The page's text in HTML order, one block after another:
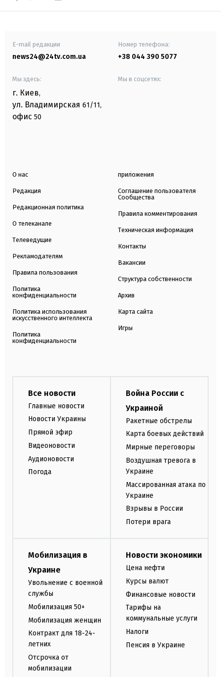
E-mail редакции
news24@24tv.com.ua
Номер телефона:
+38 044 390 5077
Мы здесь:
г. Киев,
ул. Владимирская 61/11,
офис 50
Мы в соцсетях:
О нас
Редакция
Редакционная политика
О телеканале
Телеведущие
Рекламодателям
Правила пользования
Политика
конфиденциальности
Политика использования
искусственного интеллекта
Политика
конфиденциальности
приложения
Соглашение пользователя
Сообщества
Правила комментирования
Техническая информация
Контакты
Вакансии
Структура собственности
Архив
Карта сайта
Игры
Все новости
Главные новости
Новости Украины
Прямой эфир
Видеоновости
Аудионовости
Погода
Война России с
Украиной
Ракетные обстрелы
Карта боевых действий
Мирные переговоры
Воздушная тревога в
Украине
Массированная атака по
Украине
Взрывы в России
Потери врага
Мобилизация в
Украине
Увольнение с военной
службы
Мобилизация 50+
Мобилизация женщин
Контракт для 18-24-
летних
Отсрочка от
мобилизации
Новости экономики
Цена нефти
Курсы валют
Финансовые новости
Тарифы на
коммунальные услуги
Налоги
Пенсия в Украине